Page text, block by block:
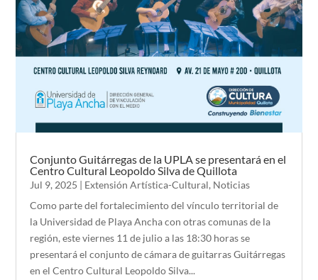
Conjunto Guitárregas de la UPLA se presentará en el
Centro Cultural Leopoldo Silva de Quillota
Jul 9, 2025 | Extensión Artística-Cultural, Noticias
Como parte del fortalecimiento del vínculo territorial de
la Universidad de Playa Ancha con otras comunas de la
región, este viernes 11 de julio a las 18:30 horas se
presentará el conjunto de cámara de guitarras Guitárregas
en el Centro Cultural Leopoldo Silva...